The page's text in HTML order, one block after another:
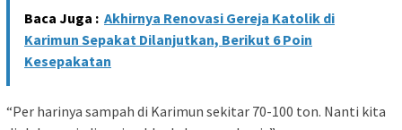
Baca Juga : Akhirnya Renovasi Gereja Katolik di
Karimun Sepakat Dilanjutkan, Berikut 6 Poin
Kesepakatan
“Per harinya sampah di Karimun sekitar 70-100 ton. Nanti kita